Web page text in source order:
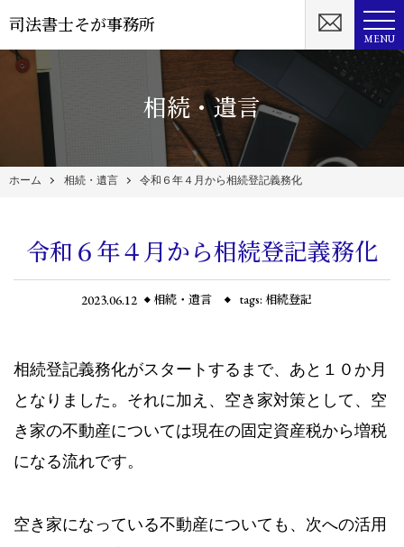
司法書士そが事務所
MENU
相続・遺言
ホーム 相続・遺言 令和６年４月から相続登記義務化
令和６年４月から相続登記義務化
2023.06.12 相続・遺言 tags: 相続登記
相続登記義務化がスタートするまで、あと１０か月
となりました。それに加え、空き家対策として、空
き家の不動産については現在の固定資産税から増税
になる流れです。
空き家になっている不動産についても、次への活用